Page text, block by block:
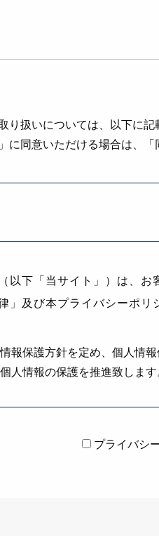
り扱いについては、以下に
に同意いただける場合は、
以下「当サイト」）は、お
」及び本プライバシーポリ
報保護方針を定め、個人情
人情報の保護を推進致します
正確かつ最新の状態に保ち
プライバシ